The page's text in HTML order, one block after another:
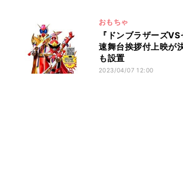
おもちゃ
『ドンブラザーズ
速舞台挨拶付上映が
も設置
2023/04/07 12:00